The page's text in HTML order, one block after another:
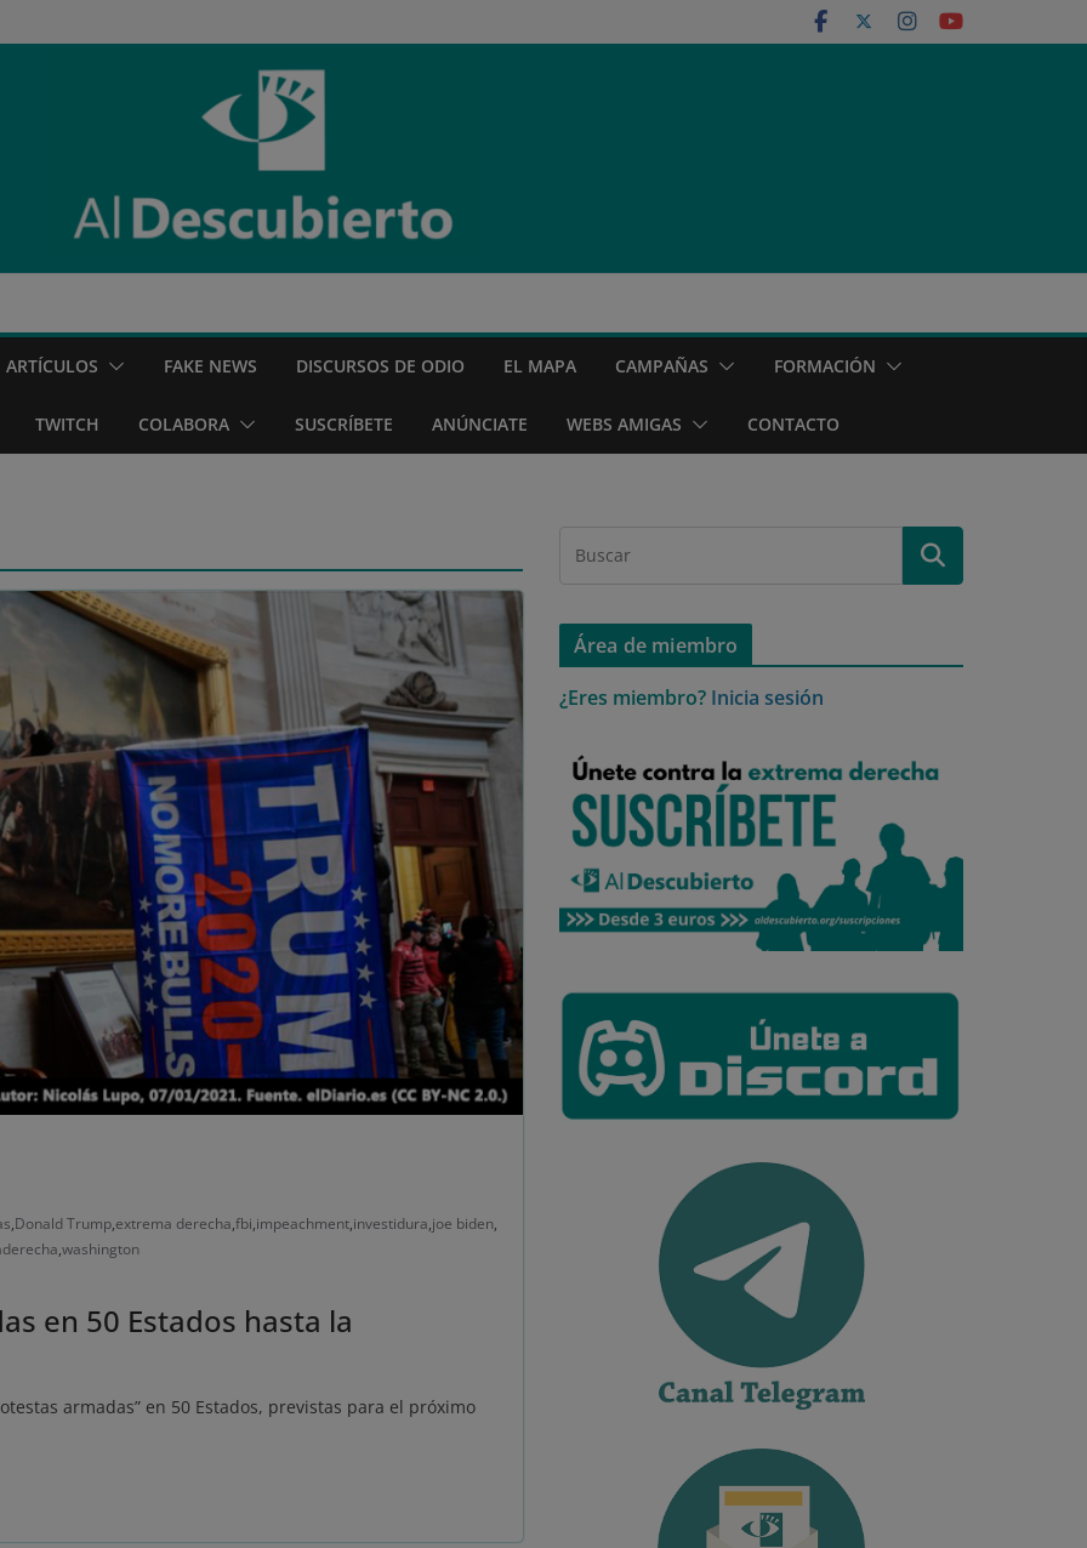
ARTÍCULOS FAKE NEWS DISCURSOS DE ODIO EL MAPA CAMPAÑAS FORMACIÓN
TWITCH COLABORA SUSCRÍBETE ANÚNCIATE WEBS AMIGAS CONTACTO
,Donald Trump,extrema derecha,fbi,impeachment,investidura,joe biden,
,washington
en 50 Estados hasta la
armadas” en 50 Estados, previstas para el próximo
Área de miembro
¿Eres miembro? Inicia sesión